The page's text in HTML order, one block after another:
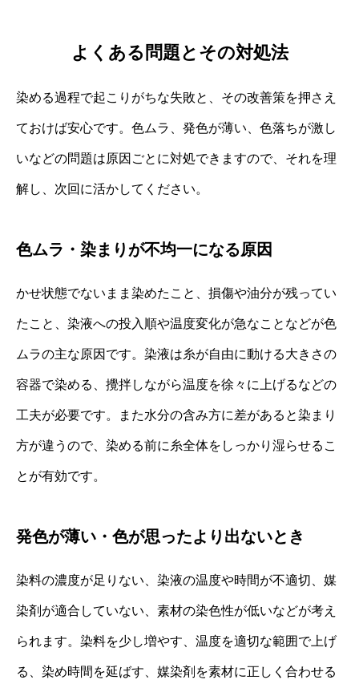
よくある問題とその対処法
染める過程で起こりがちな失敗と、その改善策を押さえ
ておけば安心です。色ムラ、発色が薄い、色落ちが激し
いなどの問題は原因ごとに対処できますので、それを理
解し、次回に活かしてください。
色ムラ・染まりが不均一になる原因
かせ状態でないまま染めたこと、損傷や油分が残ってい
たこと、染液への投入順や温度変化が急なことなどが色
ムラの主な原因です。染液は糸が自由に動ける大きさの
容器で染める、攪拌しながら温度を徐々に上げるなどの
工夫が必要です。また水分の含み方に差があると染まり
方が違うので、染める前に糸全体をしっかり湿らせるこ
とが有効です。
発色が薄い・色が思ったより出ないとき
染料の濃度が足りない、染液の温度や時間が不適切、媒
染剤が適合していない、素材の染色性が低いなどが考え
られます。染料を少し増やす、温度を適切な範囲で上げ
る、染め時間を延ばす、媒染剤を素材に正しく合わせる